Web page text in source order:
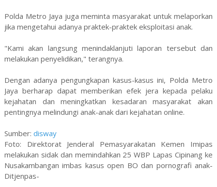
Polda Metro Jaya juga meminta masyarakat untuk melaporkan
jika mengetahui adanya praktek-praktek eksploitasi anak.
"Kami akan langsung menindaklanjuti laporan tersebut dan
melakukan penyelidikan," terangnya.
Dengan adanya pengungkapan kasus-kasus ini, Polda Metro
Jaya berharap dapat memberikan efek jera kepada pelaku
kejahatan dan meningkatkan kesadaran masyarakat akan
pentingnya melindungi anak-anak dari kejahatan online.
Sumber: disway
Foto: Direktorat Jenderal Pemasyarakatan Kemen Imipas
melakukan sidak dan memindahkan 25 WBP Lapas Cipinang ke
Nusakambangan imbas kasus open BO dan pornografi anak-
Ditjenpas-